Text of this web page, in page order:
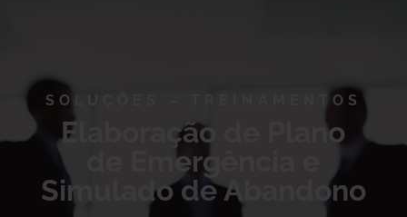
SOLUÇÕES – TREINAMENTOS
Elaboração de Plano
de Emergência e
Simulado de Abandono